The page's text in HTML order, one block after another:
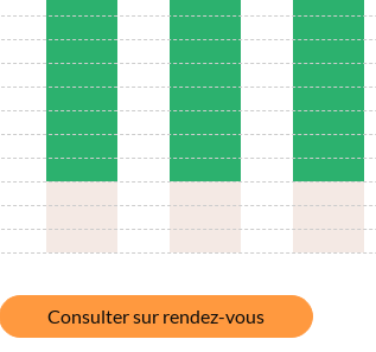
Consulter sur rendez-vous